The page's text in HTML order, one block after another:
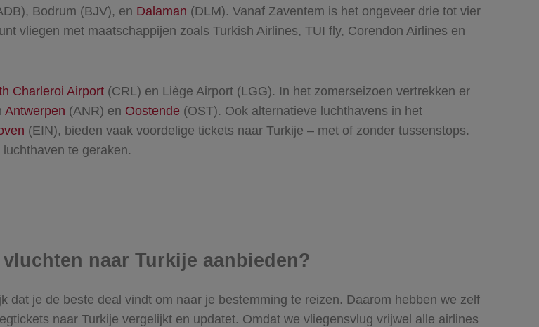
Bodrum (BJV), en Dalaman (DLM). Vanaf Zaventem is het ongeveer drie tot vier
vliegen met maatschappijen zoals Turkish Airlines, TUI fly, Corendon Airlines en
Charleroi Airport (CRL) en Liège Airport (LGG). In het zomerseizoen vertrekken er
Antwerpen (ANR) en Oostende (OST). Ook alternatieve luchthavens in het
(EIN), bieden vaak voordelige tickets naar Turkije – met of zonder tussenstops.
te geraken.
naar Turkije aanbieden?
dat je de beste deal vindt om naar je bestemming te reizen. Daarom hebben we zelf
naar Turkije vergelijkt en updatet. Omdat we vliegensvlug vrijwel alle airlines